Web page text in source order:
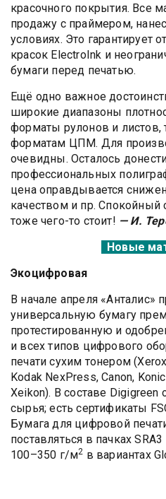
красочного покрытия. Все
продажу с праймером,
условиях. Это гарантирует
красок ElectroInk и
бумаги перед печатью.
Ещё одно важное
широкие диапазоны
форматы рулонов и листов,
форматам ЦПМ. Для
очевидны. Осталось
профессиональных
цена оправдывается
качеством и пр. Спокойный
тоже чего-то стоит! — И.
Новые
Экоцифровая
В начале апреля «Анталис»
универсальную бумагу
протестированную и
и всех типов цифрового
печати сухим тонером
Kodak NexPress, Canon,
Xeikon). В составе Digigreen
сырья; есть сертификаты
Бумага для цифровой
поставляться в пачках
100–350 г/м2 в вариантах